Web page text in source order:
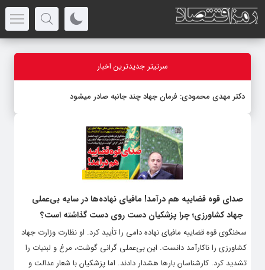
سرتیتر جدیدترین اخبار
دکتر مهدى محمودى: فرمان جهاد چند جانبه صادر میشود
صدای قوه قضاییه هم درآمد! مافیای نهاده‌ها در سایه بی‌عملی
جهاد کشاورزی؛ چرا پزشکیان دست روی دست گذاشته است؟
سخنگوی قوه قضاییه مافیای نهاده دامی را تأیید کرد. او نظارت وزارت جهاد
کشاورزی را ناکارآمد دانست. این بی‌عملی گرانی گوشت، مرغ و لبنیات را
تشدید کرد. کارشناسان بارها هشدار دادند. اما پزشکیان با شعار عدالت و